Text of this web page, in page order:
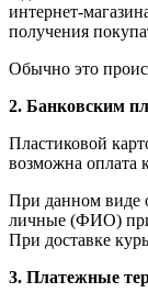
интернет-
получения
Обычно это
2. Банковским
Пластиковой
возможна оплата
При данном виде
личные (ФИО)
При доставке
3. Платежные